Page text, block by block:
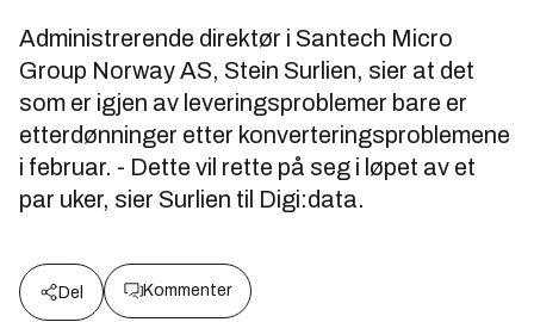
Administrerende direktør i Santech Micro
Group Norway AS, Stein Surlien, sier at det
som er igjen av leveringsproblemer bare er
etterdønninger etter konverteringsproblemene
i februar. - Dette vil rette på seg i løpet av et
par uker, sier Surlien til Digi:data.
Del Kommenter